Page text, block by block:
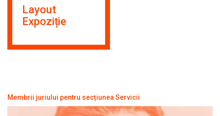
Layout
Expoziție
Membrii juriului pentru secțiunea Servicii